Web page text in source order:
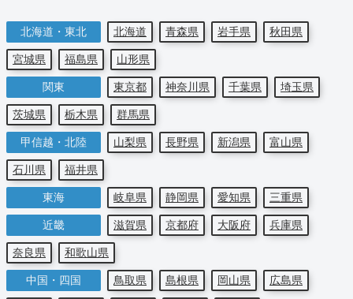
北海道・東北 北海道 青森県 岩手県
秋田県
宮城県
福島県
山形県
関東
東京都 神奈川県 千葉県
埼玉県
茨城県
栃木県
群馬県
甲信越・北陸
山梨県 長野県 新潟県
富山県
石川県
福井県
東海
岐阜県 静岡県 愛知県
三重県
近畿
滋賀県 京都府 大阪府
兵庫県
奈良県
和歌山県
中国・四国
鳥取県 島根県 岡山県
広島県